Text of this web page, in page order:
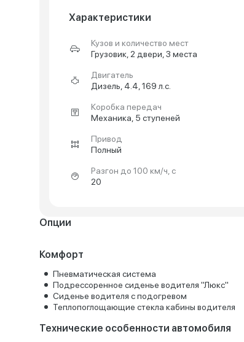
Характеристики
Кузов и количество мест
Грузовик, 2 двери, 3 места
Двигатель
Дизель, 4.4, 169 л.с.
Коробка передач
Механика, 5 ступеней
Привод
Полный
Разгон до 100 км/ч, с
20
Опции
Комфорт
Пневматическая система
Подрессоренное сиденье водителя "Люкс"
Сиденье водителя с подогревом
Теплопоглощающие стекла кабины водителя
Технические особенности автомобиля